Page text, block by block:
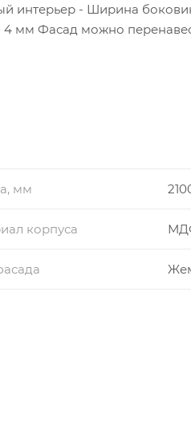
интерьер - Ширина
мм Фасад можно
мм
корпуса